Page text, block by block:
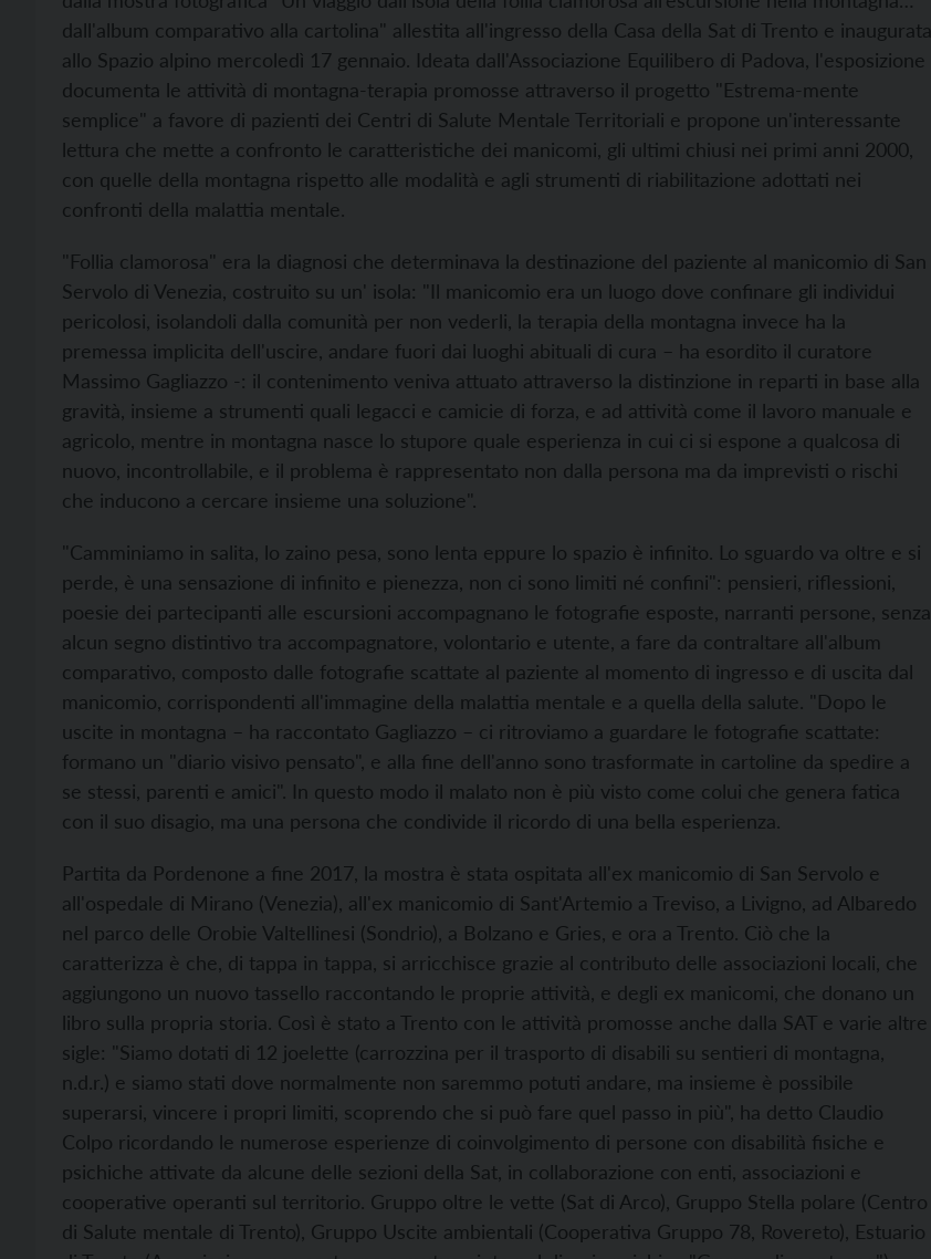
dall'album comparativo alla cartolina" allestita all'ingresso della Casa della Sat di Trento e inaugurata
allo Spazio alpino mercoledì 17 gennaio. Ideata dall'Associazione Equilibero di Padova, l'esposizione
documenta le attività di montagna-terapia promosse attraverso il progetto "Estrema-mente
semplice" a favore di pazienti dei Centri di Salute Mentale Territoriali e propone un'interessante
lettura che mette a confronto le caratteristiche dei manicomi, gli ultimi chiusi nei primi anni 2000,
con quelle della montagna rispetto alle modalità e agli strumenti di riabilitazione adottati nei
confronti della malattia mentale.
"Follia clamorosa" era la diagnosi che determinava la destinazione del paziente al manicomio di San
Servolo di Venezia, costruito su un' isola: "Il manicomio era un luogo dove confinare gli individui
pericolosi, isolandoli dalla comunità per non vederli, la terapia della montagna invece ha la
premessa implicita dell'uscire, andare fuori dai luoghi abituali di cura – ha esordito il curatore
Massimo Gagliazzo -: il contenimento veniva attuato attraverso la distinzione in reparti in base alla
gravità, insieme a strumenti quali legacci e camicie di forza, e ad attività come il lavoro manuale e
agricolo, mentre in montagna nasce lo stupore quale esperienza in cui ci si espone a qualcosa di
nuovo, incontrollabile, e il problema è rappresentato non dalla persona ma da imprevisti o rischi
che inducono a cercare insieme una soluzione".
"Camminiamo in salita, lo zaino pesa, sono lenta eppure lo spazio è infinito. Lo sguardo va oltre e si
perde, è una sensazione di infinito e pienezza, non ci sono limiti né confini": pensieri, riflessioni,
poesie dei partecipanti alle escursioni accompagnano le fotografie esposte, narranti persone, senza
alcun segno distintivo tra accompagnatore, volontario e utente, a fare da contraltare all'album
comparativo, composto dalle fotografie scattate al paziente al momento di ingresso e di uscita dal
manicomio, corrispondenti all'immagine della malattia mentale e a quella della salute. "Dopo le
uscite in montagna – ha raccontato Gagliazzo – ci ritroviamo a guardare le fotografie scattate:
formano un "diario visivo pensato", e alla fine dell'anno sono trasformate in cartoline da spedire a
se stessi, parenti e amici". In questo modo il malato non è più visto come colui che genera fatica
con il suo disagio, ma una persona che condivide il ricordo di una bella esperienza.
Partita da Pordenone a fine 2017, la mostra è stata ospitata all'ex manicomio di San Servolo e
all'ospedale di Mirano (Venezia), all'ex manicomio di Sant'Artemio a Treviso, a Livigno, ad Albaredo
nel parco delle Orobie Valtellinesi (Sondrio), a Bolzano e Gries, e ora a Trento. Ciò che la
caratterizza è che, di tappa in tappa, si arricchisce grazie al contributo delle associazioni locali, che
aggiungono un nuovo tassello raccontando le proprie attività, e degli ex manicomi, che donano un
libro sulla propria storia. Così è stato a Trento con le attività promosse anche dalla SAT e varie altre
sigle: "Siamo dotati di 12 joelette (carrozzina per il trasporto di disabili su sentieri di montagna,
n.d.r.) e siamo stati dove normalmente non saremmo potuti andare, ma insieme è possibile
superarsi, vincere i propri limiti, scoprendo che si può fare quel passo in più", ha detto Claudio
Colpo ricordando le numerose esperienze di coinvolgimento di persone con disabilità fisiche e
psichiche attivate da alcune delle sezioni della Sat, in collaborazione con enti, associazioni e
cooperative operanti sul territorio. Gruppo oltre le vette (Sat di Arco), Gruppo Stella polare (Centro
di Salute mentale di Trento), Gruppo Uscite ambientali (Cooperativa Gruppo 78, Rovereto), Estuario